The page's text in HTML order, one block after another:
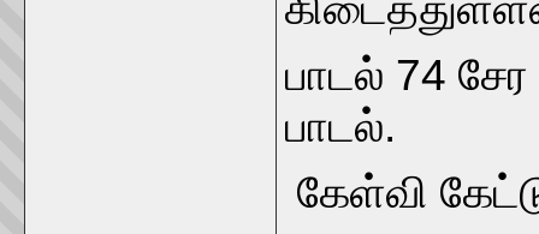
பாடல் 74
பாடல்.
கேள்வி